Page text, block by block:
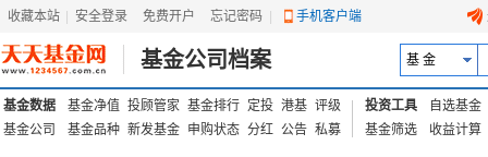
收藏本站 安全登录 免费开户 忘记密码 手机客户端
基金公司档案 基 金
基金数据 基金净值 投顾管家 基金排行 定投 港基 评级
基金公司
基金品种 新发基金 申购状态 分红 公告 私募
投资工具
自选基金
基金筛选
收益计算